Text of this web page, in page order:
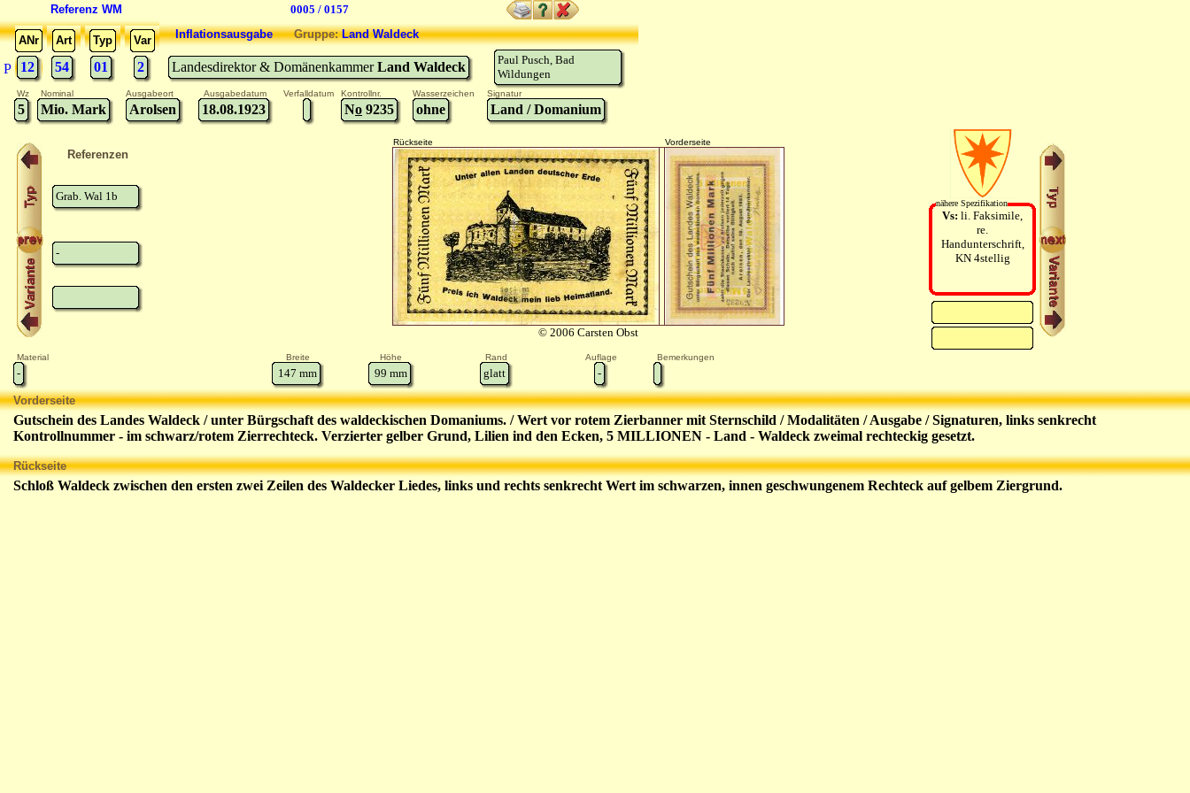
Referenz WM 0005 / 0157
ANr Art Typ Var
P 12 54 01 2
InflationsausgabeGruppe:Land Waldeck
Landesdirektor & DomänenkammerLand Waldeck
Paul Pusch, Bad
Wildungen
Wz Nominal Ausgabeort Ausgabedatum Verfalldatum Kontrollnr. Wasserzeichen Signatur
5 Mio. Mark Arolsen 18.08.1923 No 9235 ohne Land / Domanium
Referenzen
Grab. Wal 1b
-
Rückseite Vorderseite
© 2006 Carsten Obst
nähere Spezifikation
Vs: li. Faksimile,
re.
Handunterschrift,
KN 4stellig
Material Breite Höhe Rand Auflage Bemerkungen
- 147 mm 99 mm glatt -
Vorderseite
Gutschein des Landes Waldeck / unter Bürgschaft des waldeckischen Domaniums. / Wert vor rotem Zierbanner mit Sternschild / Modalitäten / Ausgabe / Signaturen, links senkrecht
Kontrollnummer - im schwarz/rotem Zierrechteck. Verzierter gelber Grund, Lilien ind den Ecken, 5 MILLIONEN - Land - Waldeck zweimal rechteckig gesetzt.
Rückseite
Schloß Waldeck zwischen den ersten zwei Zeilen des Waldecker Liedes, links und rechts senkrecht Wert im schwarzen, innen geschwungenem Rechteck auf gelbem Ziergrund.